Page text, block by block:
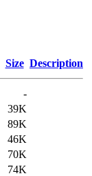
Size Description
-
39K
89K
46K
70K
74K